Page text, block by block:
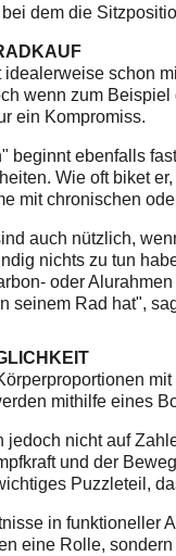
dem die
schon
wenn zum
ein Kompromiss.
beginnt ebenfalls
Wie oft biket
mit chronischen
auch nützlich,
nichts zu tun
oder
seinem Rad hat",
mithilfe eines
jedoch nicht auf
und der
Puzzleteil,
in funktioneller
eine Rolle,